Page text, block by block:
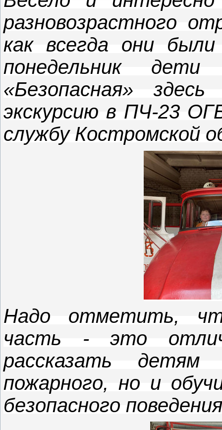
разновозрастного
как всегда они
понедельник
«Безопасная»
экскурсию в ПЧ-23
службу Костромской
Надо отметить,
часть - это
рассказать
пожарного, но и
безопасного